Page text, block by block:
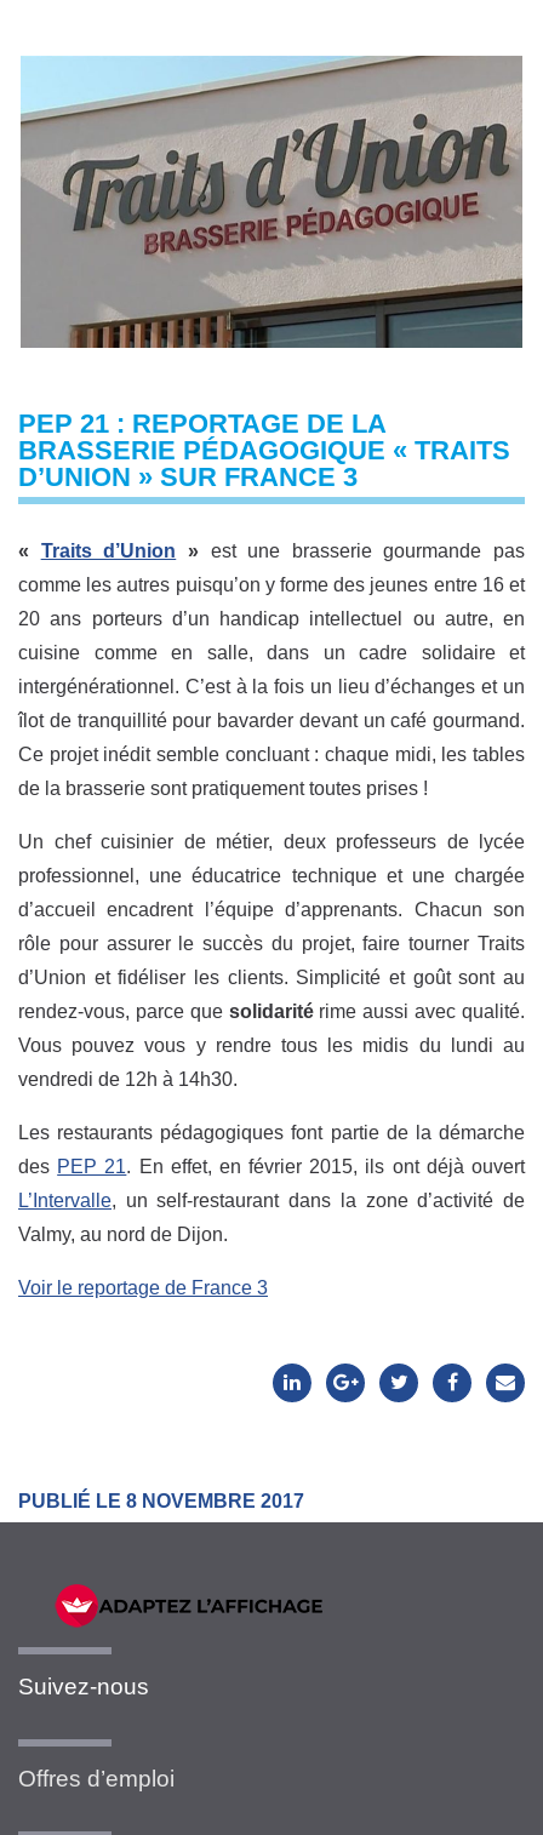
PEP 21 : REPORTAGE DE LA
BRASSERIE PÉDAGOGIQUE « TRAITS
D’UNION » SUR FRANCE 3
« Traits d’Union » est une brasserie gourmande pas
comme les autres puisqu’on y forme des jeunes entre 16 et
20 ans porteurs d’un handicap intellectuel ou autre, en
cuisine comme en salle, dans un cadre solidaire et
intergénérationnel. C’est à la fois un lieu d’échanges et un
îlot de tranquillité pour bavarder devant un café gourmand.
Ce projet inédit semble concluant : chaque midi, les tables
de la brasserie sont pratiquement toutes prises !
Un chef cuisinier de métier, deux professeurs de lycée
professionnel, une éducatrice technique et une chargée
d’accueil encadrent l’équipe d’apprenants. Chacun son
rôle pour assurer le succès du projet, faire tourner Traits
d’Union et fidéliser les clients. Simplicité et goût sont au
rendez-vous, parce que solidaritérime aussi avec qualité.
Vous pouvez vous y rendre tous les midis du lundi au
vendredi de 12h à 14h30.
Les restaurants pédagogiques font partie de la démarche
des PEP 21. En effet, en février 2015, ils ont déjà ouvert
L’Intervalle, un self-restaurant dans la zone d’activité de
Valmy, au nord de Dijon.
Voir le reportage de France 3
PUBLIÉ LE 8 NOVEMBRE 2017
Suivez-nous
Offres d’emploi